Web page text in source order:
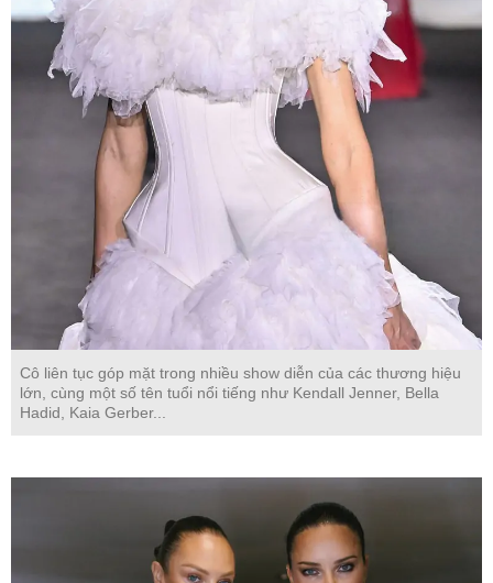
Cô liên tục góp mặt trong nhiều show diễn của các thương hiệu
lớn, cùng một số tên tuổi nổi tiếng như Kendall Jenner, Bella
Hadid, Kaia Gerber...